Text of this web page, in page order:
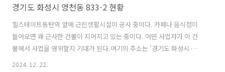
경기도 화성시 영천동 833-2 현황
힐스테이트동탄역 앞에 근린생활시설이 공사 중이다. 카페나 음식점이
들어오면 꽤 근사한 건물이 지어지고 있는 중이다. 어떤 사업자가 이 건
물에서 사업을 영위할지 기대가 된다.여기의 주소는 '경기도 화성시 영천
동 833-2'이다. 참고문서"힐스테이트동탄역 앞에 근린생활시설이 건설
2024. 12. 22.